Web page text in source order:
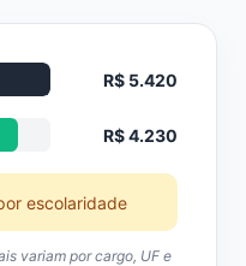
R$ 5.420
R$ 4.230
escolaridade
variam por cargo, UF e